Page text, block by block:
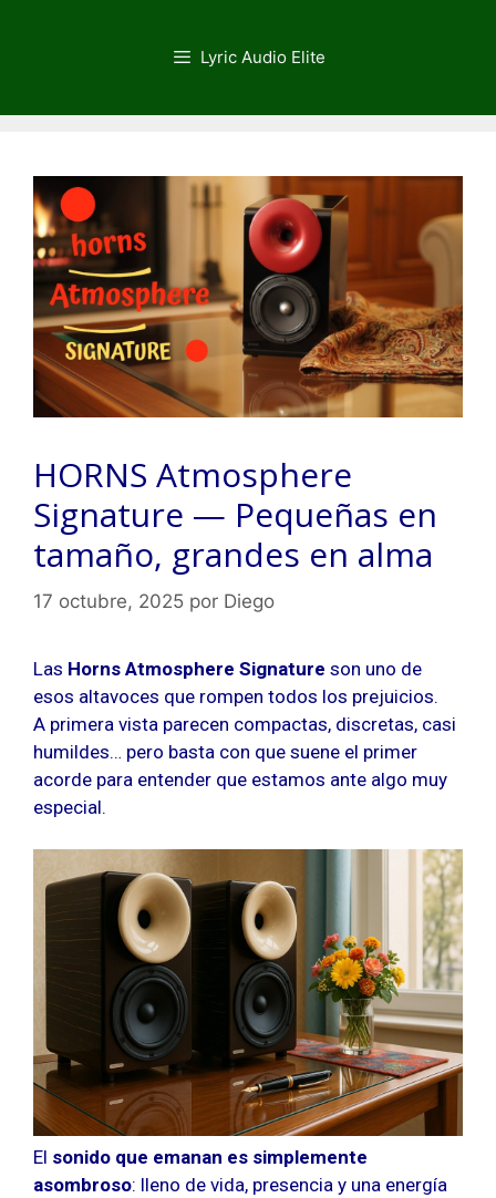
Lyric Audio Elite
HORNS Atmosphere
Signature — Pequeñas en
tamaño, grandes en alma
17 octubre, 2025 por Diego
Las Horns Atmosphere Signature son uno de
esos altavoces que rompen todos los prejuicios.
A primera vista parecen compactas, discretas, casi
humildes… pero basta con que suene el primer
acorde para entender que estamos ante algo muy
especial.
El sonido que emanan es simplemente
asombroso: lleno de vida, presencia y una energía